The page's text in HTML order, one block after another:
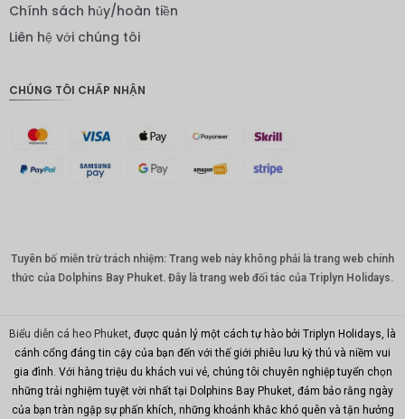
IDR
CHF
CAD
Nhân
dân tệ
MYR
PHP
Hồng
Chính sách hủy/hoàn tiền
Liên hệ với chúng tôi
CHÚNG TÔI CHẤP NHẬN
Tuyên bố miễn trừ trách nhiệm: Trang web này không phải là trang web chính
thức của Dolphins Bay Phuket. Đây là trang web đối tác của Triplyn Holidays.
Biểu diễn cá heo Phuket , được quản lý một cách tự hào bởi Triplyn Holidays, là
cánh cổng đáng tin cậy của bạn đến với thế giới phiêu lưu kỳ thú và niềm vui
gia đình. Với hàng triệu du khách vui vẻ, chúng tôi chuyên nghiệp tuyển chọn
những trải nghiệm tuyệt vời nhất tại Dolphins Bay Phuket, đảm bảo rằng ngày
của bạn tràn ngập sự phấn khích, những khoảnh khắc khó quên và tận hưởng